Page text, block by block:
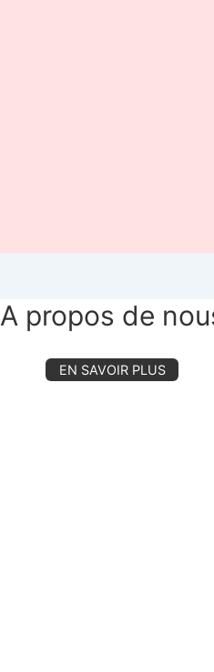
A propos de
EN SAVOIR PLUS